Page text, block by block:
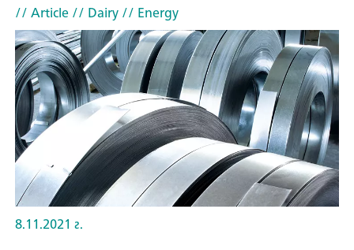
// Article// Dairy// Energy
8.11.2021 г.